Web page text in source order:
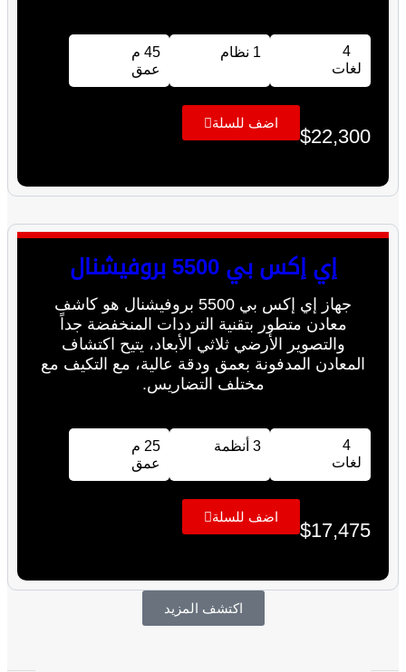
4
لغات
1 نظام
45 م
عمق
$22,300
اضف للسلة
إي إكس بي 5500 بروفيشنال
جهاز إي إكس بي 5500 بروفيشنال هو كاشف
معادن متطور بتقنية الترددات المنخفضة جداً
والتصوير الأرضي ثلاثي الأبعاد، يتيح اكتشاف
المعادن المدفونة بعمق ودقة عالية، مع التكيف مع
مختلف التضاريس.
4
لغات
3 أنظمة
25 م
عمق
$17,475
اضف للسلة
اكتشف المزيد